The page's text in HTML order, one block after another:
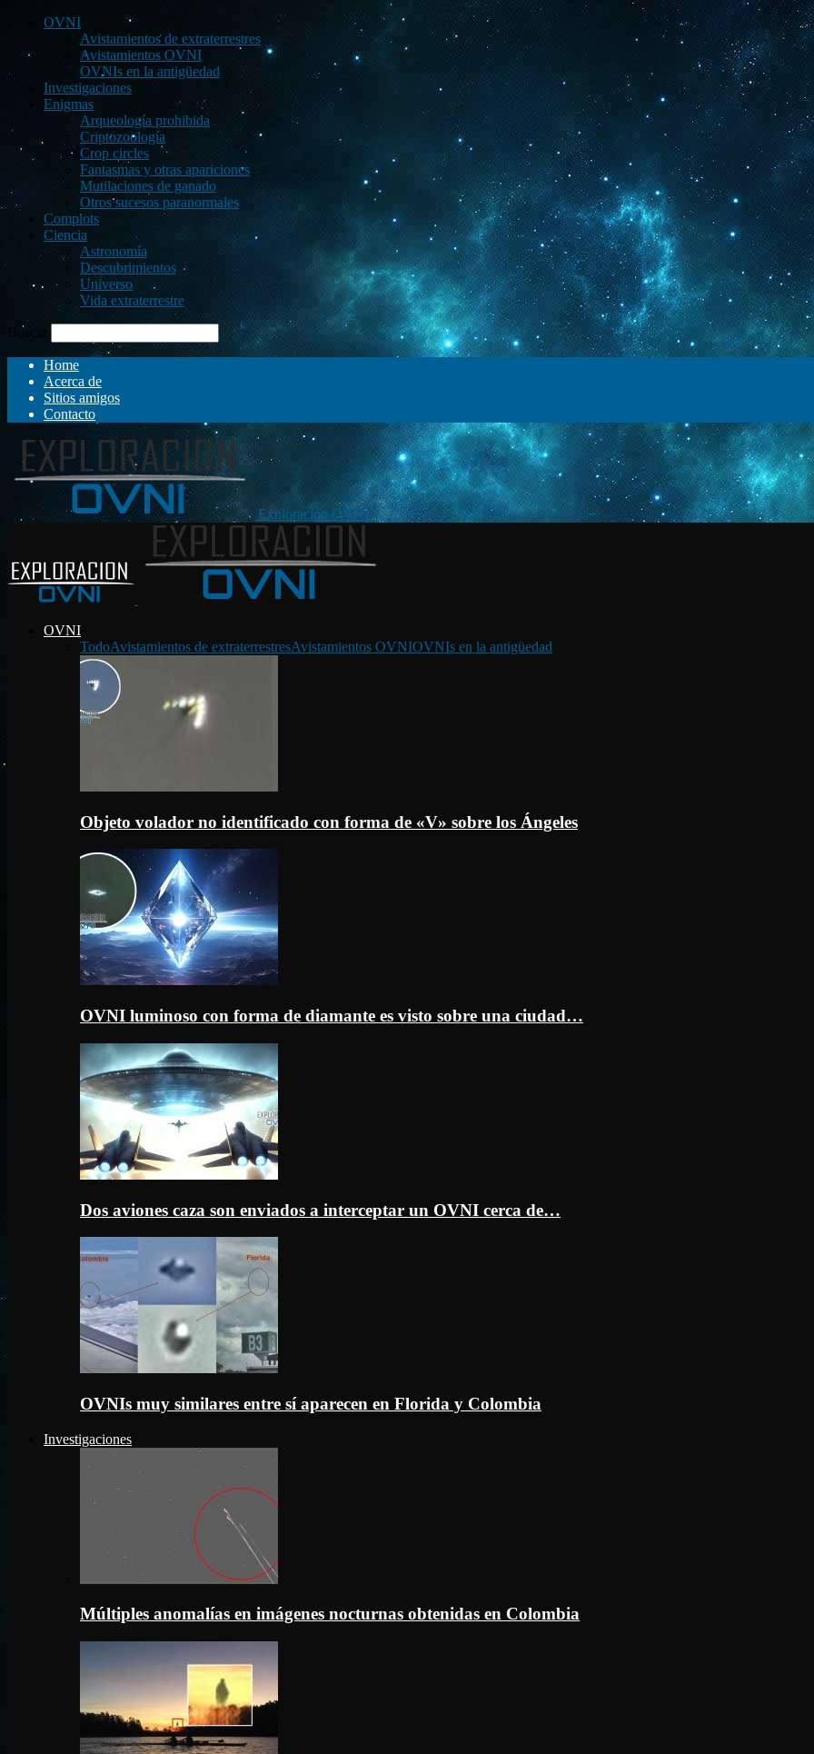
OVNI
Avistamientos de extraterrestres
Avistamientos OVNI
OVNIs en la antigüedad
Investigaciones
Enigmas
Arqueología prohibida
Criptozoología
Crop circles
Fantasmas y otras apariciones
Mutilaciones de ganado
Otros sucesos paranormales
Complots
Ciencia
Astronomía
Descubrimientos
Universo
Vida extraterrestre
Buscar
Home
Acerca de
Sitios amigos
Contacto
Exploración OVNI
OVNI
TodoAvistamientos de extraterrestresAvistamientos OVNIOVNIs en la antigüedad
Objeto volador no identificado con forma de «V» sobre los Ángeles
OVNI luminoso con forma de diamante es visto sobre una ciudad…
Dos aviones caza son enviados a interceptar un OVNI cerca de…
OVNIs muy similares entre sí aparecen en Florida y Colombia
Investigaciones
Múltiples anomalías en imágenes nocturnas obtenidas en Colombia